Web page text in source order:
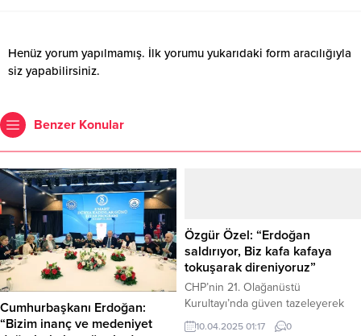
Henüz yorum yapılmamış. İlk yorumu yukarıdaki form aracılığıyla
siz yapabilirsiniz.
Benzer Konular
Cumhurbaşkanı Erdoğan:
“Bizim inanç ve medeniyet
Özgür Özel: “Erdoğan
saldırıyor, Biz kafa kafaya
tokuşarak direniyoruz”
CHP’nin 21. Olağanüstü
Kurultayı’nda güven tazeleyerek
yeniden genel başkan seçilen
10.04.2025 01:17 0